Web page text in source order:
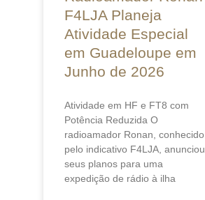
F4LJA Planeja
Atividade Especial
em Guadeloupe em
Junho de 2026
Atividade em HF e FT8 com
Potência Reduzida O
radioamador Ronan, conhecido
pelo indicativo F4LJA, anunciou
seus planos para uma
expedição de rádio à ilha